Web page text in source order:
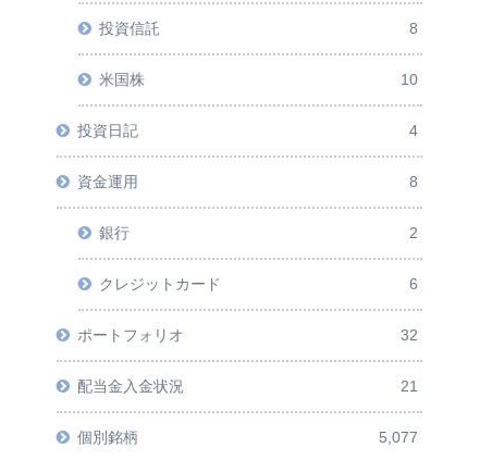
投資信託 8
米国株 10
投資日記 4
資金運用 8
銀行 2
クレジットカード 6
ポートフォリオ 32
配当金入金状況 21
個別銘柄 5,077